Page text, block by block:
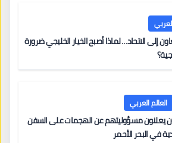
إلى الاتحاد… لماذا أصبح الخيار الخليجي ضرورة
العالم العربي
يعلنون مسؤوليتهم عن الهجمات على السفن
في البحر الأحمر